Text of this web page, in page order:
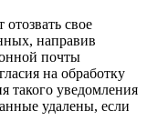
свое
направив
почты
на обработку
такого уведомления
удалены, если